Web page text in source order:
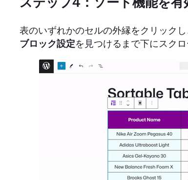
表のいずれかのセルの外縁をクリック
ブロック設定を見つけるまで下にスクロ